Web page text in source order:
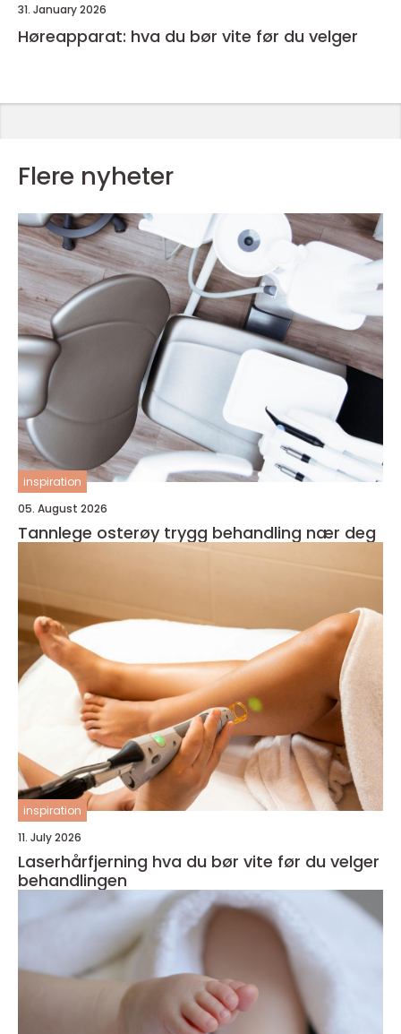
31. January 2026
Høreapparat: hva du bør vite før du velger
Flere nyheter
inspiration
05. August 2026
Tannlege osterøy trygg behandling nær deg
inspiration
11. July 2026
Laserhårfjerning hva du bør vite før du velger
behandlingen